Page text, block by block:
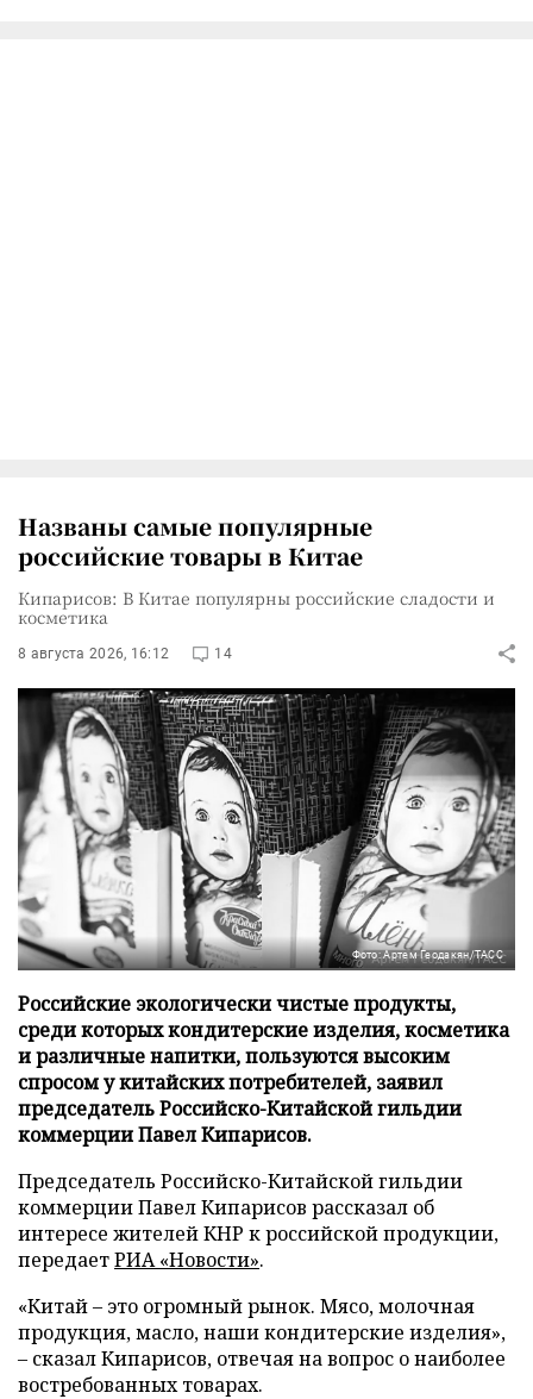
Названы самые популярные
российские товары в Китае
Кипарисов: В Китае популярны российские сладости и
косметика
8 августа 2026, 16:12 14
Фото: Артем Геодакян/ТАСС
Российские экологически чистые продукты,
среди которых кондитерские изделия, косметика
и различные напитки, пользуются высоким
спросом у китайских потребителей, заявил
председатель Российско-Китайской гильдии
коммерции Павел Кипарисов.
Председатель Российско-Китайской гильдии
коммерции Павел Кипарисов рассказал об
интересе жителей КНР к российской продукции,
передаетРИА «Новости».
«Китай – это огромный рынок. Мясо, молочная
продукция, масло, наши кондитерские изделия»,
– сказал Кипарисов, отвечая на вопрос о наиболее
востребованных товарах.